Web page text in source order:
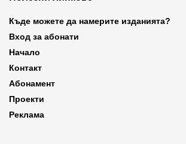
Къде можете да намерите изданията?
Вход за абонати
Начало
Контакт
Абонамент
Проекти
Реклама